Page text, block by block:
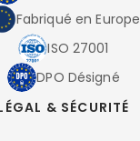
Fabriqué en Europe
ISO 27001
DPO Désigné
& SÉCURITÉ